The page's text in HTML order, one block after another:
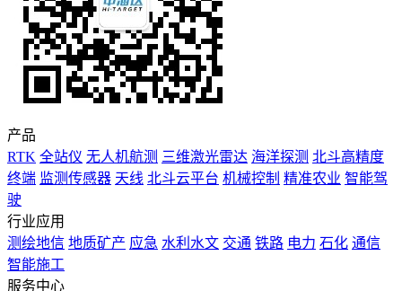
产品
RTK 全站仪 无人机航测 三维激光雷达 海洋探测 北斗高精度
终端 监测传感器 天线 北斗云平台 机械控制 精准农业 智能驾
驶
行业应用
测绘地信 地质矿产 应急 水利水文 交通 铁路 电力 石化 通信
智能施工
服务中心